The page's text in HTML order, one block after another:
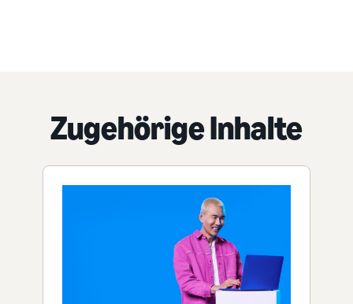
Zugehörige Inhalte